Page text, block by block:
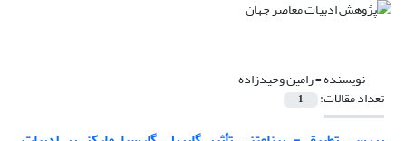
نویسنده =رامین وحیدزاده
تعداد مقالات: 1